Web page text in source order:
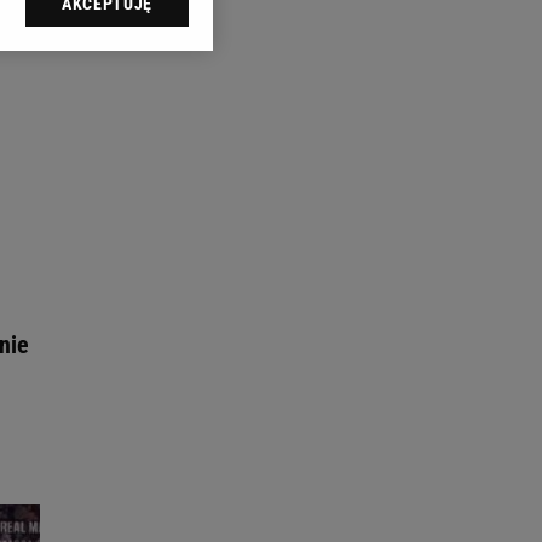
sp. z o.o., jej
swoje preferencje
celów identyfikacji.
reklam i treści,